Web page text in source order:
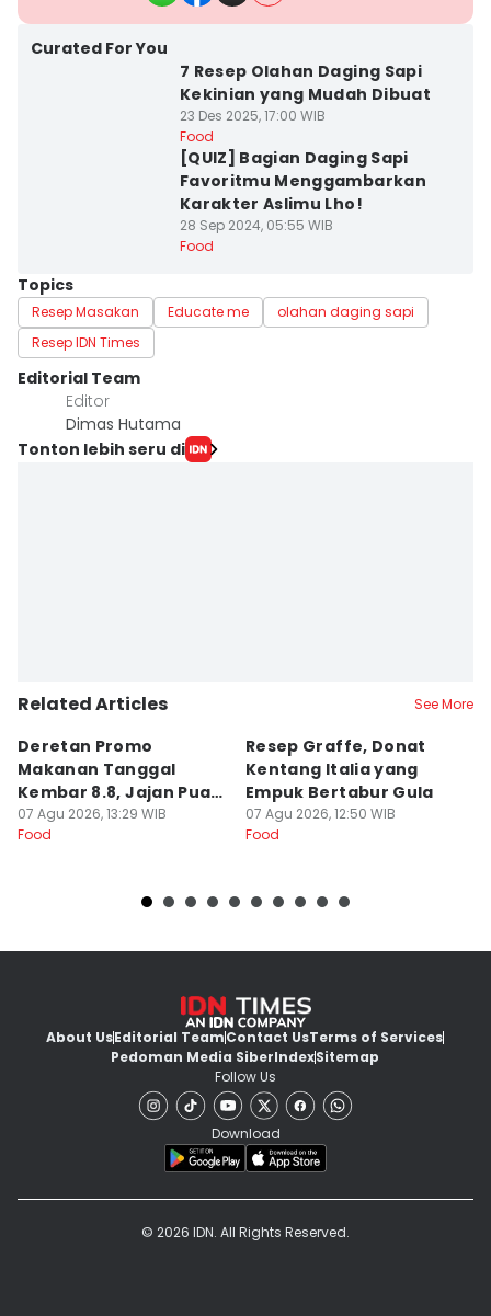
Curated For You
7 Resep Olahan Daging Sapi
Kekinian yang Mudah Dibuat
23 Des 2025, 17:00 WIB
Food
[QUIZ] Bagian Daging Sapi
Favoritmu Menggambarkan
Karakter Aslimu Lho!
28 Sep 2024, 05:55 WIB
Food
Topics
Resep Masakan Educate me
olahan daging sapi
Resep IDN Times
Editorial Team
Editor
Dimas Hutama
Tonton lebih seru di
Related Articles See More
Deretan Promo
Makanan Tanggal
Kembar 8.8, Jajan Puas
dan Cuan!
07 Agu 2026, 13:29 WIB
Food
Resep Graffe, Donat
Kentang Italia yang
Empuk Bertabur Gula
07 Agu 2026, 12:50 WIB
Food
About UsEditorial TeamContact UsTerms of Services
Pedoman Media SiberIndexSitemap
Follow Us
Download
© 2026 IDN. All Rights Reserved.